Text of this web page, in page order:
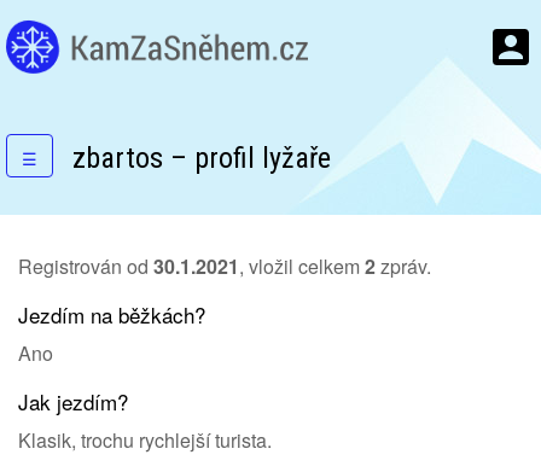
☰ zbartos – profil lyžaře
Registrován od 30.1.2021, vložil celkem2zpráv.
Jezdím na běžkách?
Ano
Jak jezdím?
Klasik, trochu rychlejší turista.